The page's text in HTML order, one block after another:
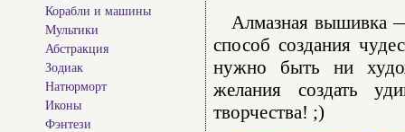
Корабли и машины
Мультики
Абстракция
Зодиак
Натюрморт
Иконы
Фэнтези
Алмазная вышивка —
способ создания
нужно быть ни
желания создать
творчества! ;)